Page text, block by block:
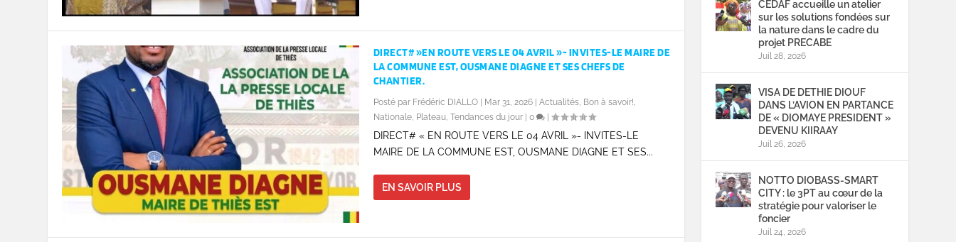
DIRECT# »EN ROUTE VERS LE 04 AVRIL »- INVITES-LE MAIRE DE
LA COMMUNE EST, OUSMANE DIAGNE ET SES CHEFS DE
CHANTIER.
Posté par Frédéric DIALLO| Mar 31, 2026| Actualités, Bon à savoir!
Nationale, Plateau, Tendances du jour| 0 |
DIRECT# « EN ROUTE VERS LE 04 AVRIL »- INVITES-LE
MAIRE DE LA COMMUNE EST, OUSMANE DIAGNE ET SES...
EN SAVOIR PLUS
CEDAF accueille un atelier
sur les solutions fondées sur
la nature dans le cadre du
projet PRECABE
Juil 28, 2026
VISA DE DETHIE DIOUF
DANS L’AVION EN PARTANCE
DE « DIOMAYE PRESIDENT »
DEVENU KIIRAAY
Juil 26, 2026
NOTTO DIOBASS-SMART
CITY : le 3PT au cœur de la
stratégie pour valoriser le
foncier
Juil 24, 2026